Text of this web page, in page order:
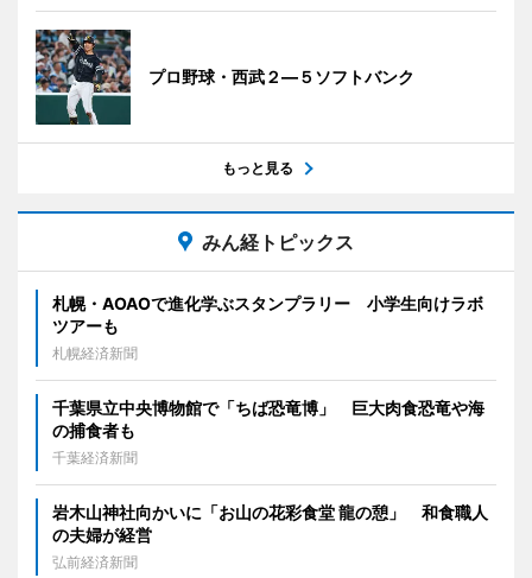
プロ野球・西武２―５ソフトバンク
もっと見る
みん経トピックス
札幌・AOAOで進化学ぶスタンプラリー 小学生向けラボ
ツアーも
札幌経済新聞
千葉県立中央博物館で「ちば恐竜博」 巨大肉食恐竜や海
の捕食者も
千葉経済新聞
岩木山神社向かいに「お山の花彩食堂 龍の憩」 和食職人
の夫婦が経営
弘前経済新聞